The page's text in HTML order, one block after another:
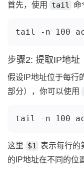
首先，使用 tail 命
tail -n 100
步骤2: 提取IP地址
假设IP地址位于每行
部分），你可以使用
tail -n 100
这里 $1 表示每行的
的IP地址在不同的位